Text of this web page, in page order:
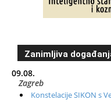
Zanimljiva
09.08.
Zagreb
Konstelacije SIKON s